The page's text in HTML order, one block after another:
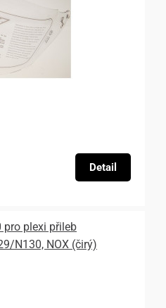
Detail
plexi přileb
N130, NOX (čirý)